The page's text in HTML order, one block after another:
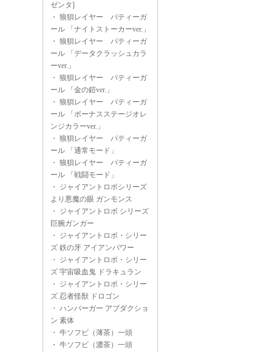
ゼンタ]
・ 狼狽レイヤー パティーガ
ール 「ナイトストーカーver.」
・ 狼狽レイヤー パティーガ
ール 「データクラッシュカラ
ーver.」
・ 狼狽レイヤー パティーガ
ール 「金の鎧ver.」
・ 狼狽レイヤー パティーガ
ール 「ボーナスステージオレ
ンジカラーver.」
・ 狼狽レイヤー パティーガ
ール 「通常モード」
・ 狼狽レイヤー パティーガ
ール 「戦闘モード」
・ ジャイアントロボシリーズ
より悪魔の眼 ガンモンス
・ ジャイアントロボ シリーズ
巨腕ガンガー
・ ジャイアントロボ・シリー
ズ 鉄の牙 アイアンパワー
・ ジャイアントロボ・シリー
ズ 宇宙吸血鬼 ドラキュラン
・ ジャイアントロボ・シリー
ズ 忍者怪獣 ドロゴン
・ ハンバーガー アブダクショ
ン 素体
・ 牛ソフビ（薄茶）一頭
・ 牛ソフビ（濃茶）一頭